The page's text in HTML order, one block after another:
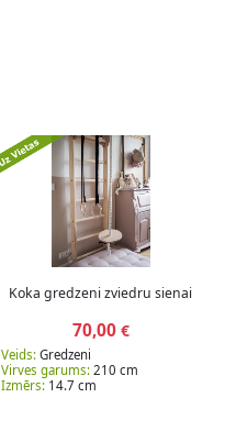
Koka gredzeni zviedru sienai
70,00€
Veids: Gredzeni
Virves garums: 210 cm
Izmērs: 14.7 cm